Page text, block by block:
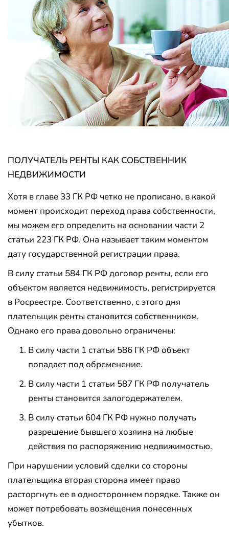
ПОЛУЧАТЕЛЬ РЕНТЫ КАК СОБСТВЕННИК
НЕДВИЖИМОСТИ
Хотя в главе 33 ГК РФ четко не прописано, в какой
момент происходит переход права собственности,
мы можем его определить на основании части 2
статьи 223 ГК РФ. Она называет таким моментом
дату государственной регистрации права.
В силу статьи 584 ГК РФ договор ренты, если его
объектом является недвижимость, регистрируется
в Росреестре. Соответственно, с этого дня
плательщик ренты становится собственником.
Однако его права довольно ограничены:
В силу части 1 статьи 586 ГК РФ объект
попадает под обременение.
В силу части 1 статьи 587 ГК РФ получатель
ренты становится залогодержателем.
В силу статьи 604 ГК РФ нужно получать
разрешение бывшего хозяина на любые
действия по распоряжению недвижимостью.
При нарушении условий сделки со стороны
плательщика вторая сторона имеет право
расторгнуть ее в одностороннем порядке. Также он
может потребовать возмещения понесенных
убытков.